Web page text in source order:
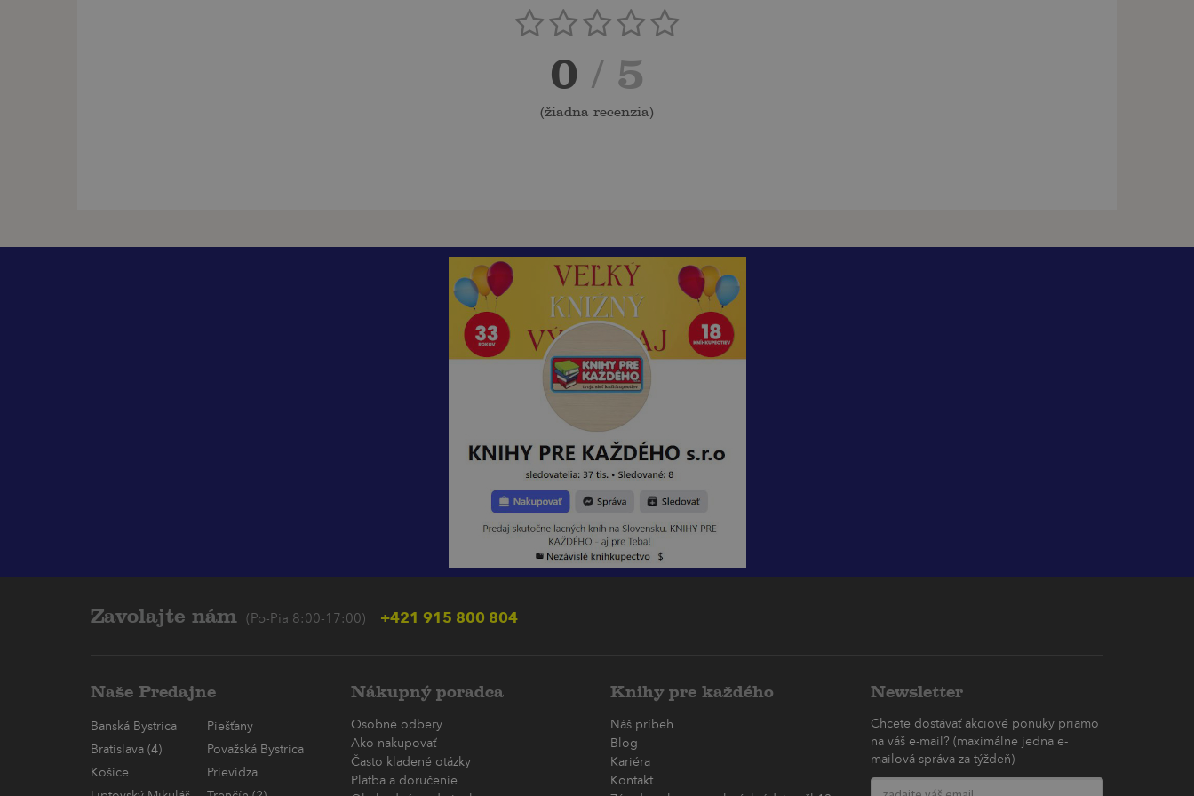
0 / 5
(žiadna recenzia)
Zavolajte nám (Po-Pia 8:00-17:00) +421 915 800 804
Naše Predajne
Banská Bystrica
Piešťany
Bratislava (4)
Považská Bystrica
Košice
Prievidza
Nákupný poradca
Osobné odbery
Ako nakupovať
Často kladené otázky
Platba a doručenie
Knihy pre každého
Náš príbeh
Blog
Kariéra
Kontakt
Newsletter
Chcete dostávať akciové ponuky priamo
na váš e-mail? (maximálne jedna e-
mailová správa za týždeň)